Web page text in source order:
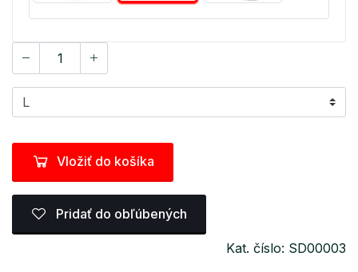
Vložiť do košíka
Pridať do obľúbených
Kat. číslo: SD00003